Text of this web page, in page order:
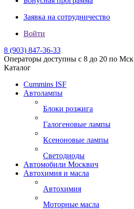
Заявка на сотрудничество
Войти
8 (903) 847-36-33
Операторы доступны с 8 до 20 по Мск
Каталог
Cummins ISF
Автолампы
Блоки розжига
Галогеновые лампы
Ксеноновые лампы
Светодиоды
Автомобили Москвич
Автохимия и масла
Автохимия
Моторные масла